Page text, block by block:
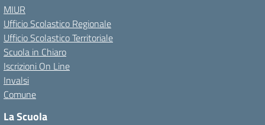
MIUR
Ufficio Scolastico Regionale
Ufficio Scolastico Territoriale
Scuola in Chiaro
Iscrizioni On Line
Invalsi
Comune
La Scuola